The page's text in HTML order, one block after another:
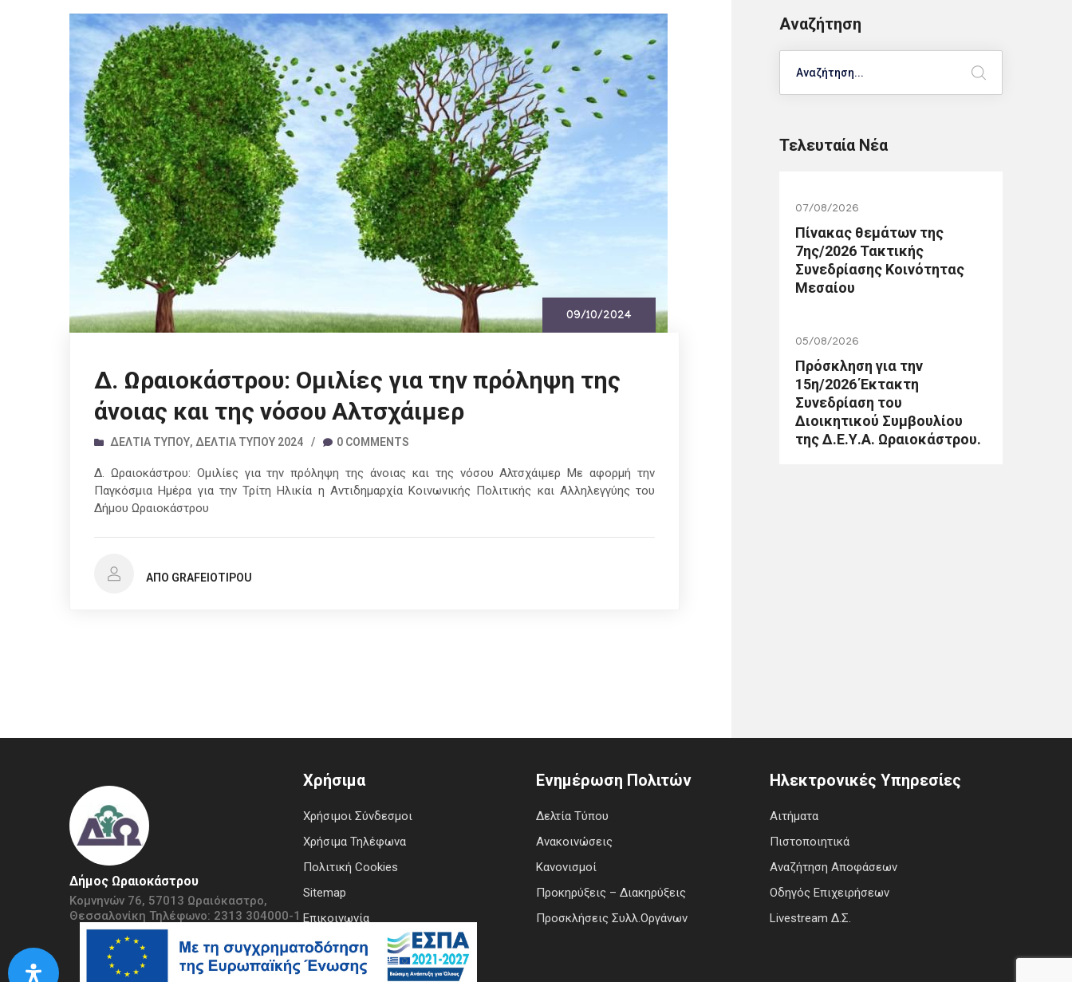
09/10/2024
Δ. Ωραιοκάστρου: Ομιλίες για την πρόληψη της
άνοιας και της νόσου Αλτσχάιμερ
ΔΕΛΤΊΑ ΤΎΠΟΥ, ΔΕΛΤΊΑ ΤΎΠΟΥ 2024 / 0 COMMENTS
Δ. Ωραιοκάστρου: Ομιλίες για την πρόληψη της άνοιας και της νόσου Αλτσχάιμερ Με αφορμή την
Παγκόσμια Ημέρα για την Τρίτη Ηλικία η Αντιδημαρχία Κοινωνικής Πολιτικής και Αλληλεγγύης του
Δήμου Ωραιοκάστρου
ΑΠΌ GRAFEIOTIPOU
Αναζήτηση
Τελευταία Νέα
07/08/2026
Πίνακας θεμάτων της
7ης/2026 Τακτικής
Συνεδρίασης Κοινότητας
Μεσαίου
05/08/2026
Πρόσκληση για την
15η/2026 Έκτακτη
Συνεδρίαση του
Διοικητικού Συμβουλίου
της Δ.Ε.Υ.Α. Ωραιοκάστρου.
Δήμος Ωραιοκάστρου
Κομνηνών 76, 57013 Ωραιόκαστρο,
Θεσσαλονίκη Τηλέφωνο: 2313 304000-1
Χρήσιμα
Χρήσιμοι Σύνδεσμοι
Χρήσιμα Τηλέφωνα
Πολιτική Cookies
Sitemap
Επικοινωνία
Ενημέρωση Πολιτών
Δελτία Τύπου
Ανακοινώσεις
Κανονισμοί
Προκηρύξεις – Διακηρύξεις
Προσκλήσεις Συλλ.Οργάνων
Ηλεκτρονικές Υπηρεσίες
Αιτήματα
Πιστοποιητικά
Αναζήτηση Αποφάσεων
Οδηγός Επιχειρήσεων
Livestream Δ.Σ.